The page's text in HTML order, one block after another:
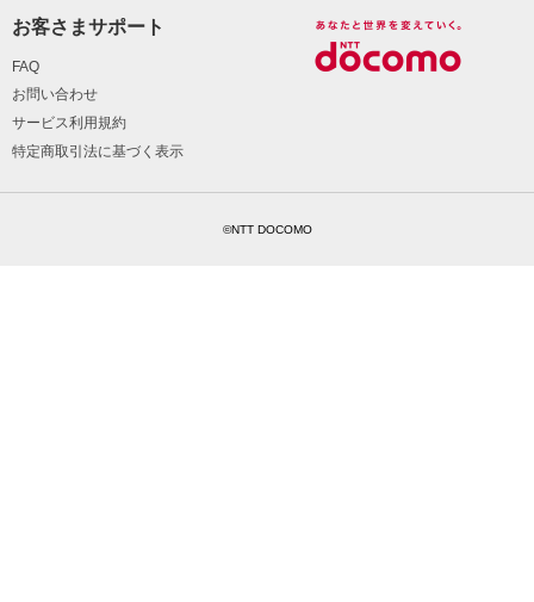
お客さまサポート
FAQ
お問い合わせ
サービス利用規約
特定商取引法に基づく表示
©NTT DOCOMO